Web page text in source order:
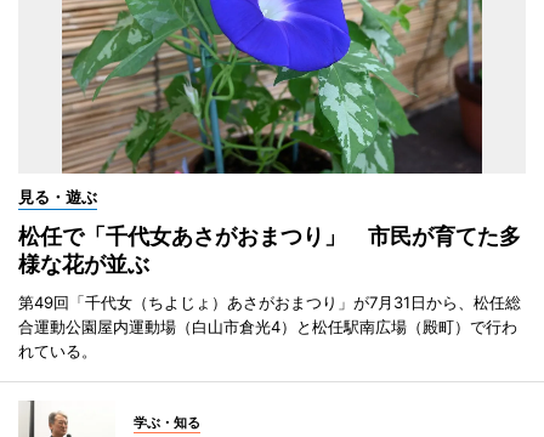
見る・遊ぶ
松任で「千代女あさがおまつり」 市民が育てた多
様な花が並ぶ
第49回「千代女（ちよじょ）あさがおまつり」が7月31日から、松任総
合運動公園屋内運動場（白山市倉光4）と松任駅南広場（殿町）で行わ
れている。
学ぶ・知る